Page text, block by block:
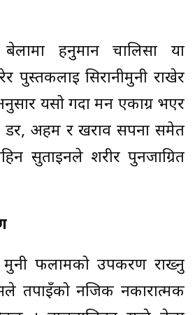
हनुमान चालिसा या
पुस्तकलाई सिरानीमुनी राखेर
यसो गर्दा मन एकाग्र भएर
डर, अहम र खराव सपना समेत
सुताइनले शरीर पुनर्जाग्रित
मुनी फलामको उपकरण राख्नु
तपाइँको नजिक नकारात्मक